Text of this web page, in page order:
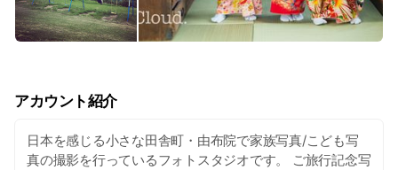
アカウント紹介
日本を感じる小さな田舎町・由布院で家族写真/こども写
真の撮影を行っているフォトスタジオです。 ご旅行記念写